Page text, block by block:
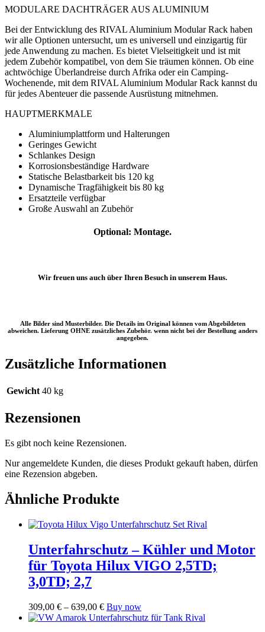
MODULARE DACHTRÄGER AUS ALUMINIUM
Bei der Entwicklung des RIVAL Aluminium Modular Rack haben
wir alle Optionen untersucht, um es universell und einzigartig für
jede Anwendung zu machen. Es bietet Vielseitigkeit und ist mit
jedem Zubehör kompatibel, von dem Sie träumen können. Ob eine
achtwöchige Überlandreise durch Afrika oder ein Camping-
Wochenende, mit dem RIVAL Aluminium Modular Rack kannst du
für jedes Abenteuer die passende Ausrüstung mitnehmen.
HAUPTMERKMALE
Aluminiumplattform und Halterungen
Geringes Gewicht
Schlankes Design
Korrosionsbeständige Hardware
Statische Belastbarkeit bis 120 kg
Dynamische Tragfähigkeit bis 80 kg
Ersatzteile verfügbar
Große Auswahl an Zubehör
Optional: Montage.
Wir freuen uns auch über Ihren Besuch in unserem Haus.
Alle Bilder sind Musterbilder. Die Details im Original können vom Abgebildeten
abweichen. Lieferung OHNE zusätzliches Zubehör. wenn nicht bei der Bestellung anders
angegeben.
Zusätzliche Informationen
Gewicht 40 kg
Rezensionen
Es gibt noch keine Rezensionen.
Nur angemeldete Kunden, die dieses Produkt gekauft haben, dürfen
eine Rezension abgeben.
Ähnliche Produkte
Unterfahrschutz – Kühler und Motor
für Toyota Hilux VIGO 2,5TD;
3,0TD; 2,7
309,00 € – 639,00 €Preisspanne:
309,00 €
Buy nowDieses
Produkt